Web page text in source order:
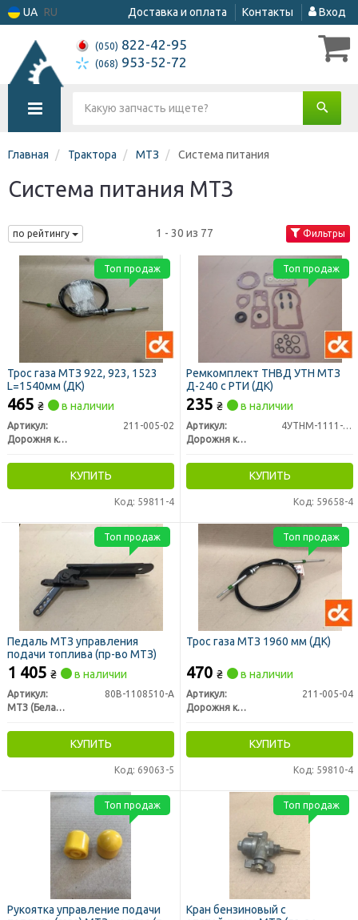
UA RU Доставка и оплата Контакты Вход
(050) 822-42-95
(068) 953-52-72
Главная Трактора МТЗ Система питания
Система питания МТЗ
по рейтингу 1 - 30 из 77 Фильтры
Трос газа МТЗ 922, 923, 1523
L=1540мм (ДК)
465 ₴ в наличии
Артикул:
211-005-02
Дорожня карта
КУПИТЬ
Код: 59811-4
Топ продаж
Ремкомплект ТНВД УТН МТЗ
Д-240 с РТИ (ДК)
235 ₴ в наличии
Артикул:
4УТНМ-1111-05
Дорожня карта
КУПИТЬ
Код: 59658-4
Топ продаж
Педаль МТЗ управления
подачи топлива (пр-во МТЗ)
1 405 ₴ в наличии
Артикул:
80В-1108510-А
МТЗ (Беларусь)
КУПИТЬ
Код: 69063-5
Топ продаж
Трос газа МТЗ 1960 мм (ДК)
470 ₴ в наличии
Артикул:
211-005-04
Дорожня карта
КУПИТЬ
Код: 59810-4
Топ продаж
Рукоятка управление подачи
Топ продаж
Кран бензиновый с
Топ продаж